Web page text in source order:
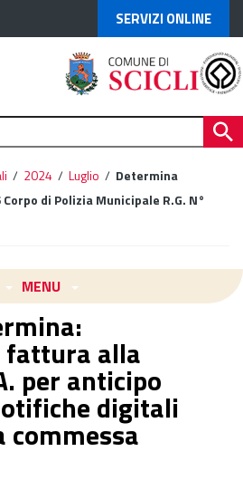
SERVIZI ONLINE
/ 2024 / Luglio / Determina
di Polizia Municipale R.G. N°
MENU
fattura alla
per anticipo
digitali
commessa